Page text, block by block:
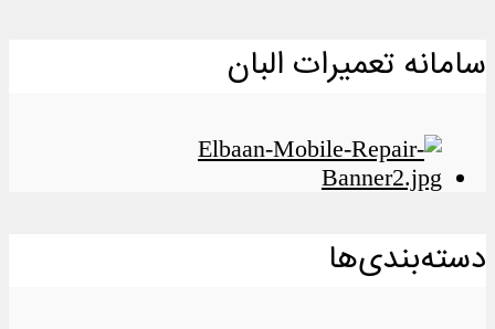
سامانه تعمیرات البان
دسته‌بندی‌ها